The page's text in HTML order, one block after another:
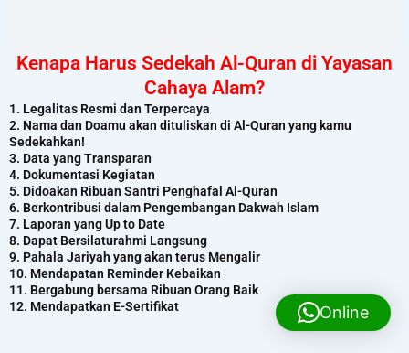
Kenapa Harus Sedekah Al-Quran di Yayasan
Cahaya Alam?
1. Legalitas Resmi dan Terpercaya
2. Nama dan Doamu akan dituliskan di Al-Quran yang kamu
Sedekahkan!
3. Data yang Transparan
4. Dokumentasi Kegiatan
5. Didoakan Ribuan Santri Penghafal Al-Quran
6. Berkontribusi dalam Pengembangan Dakwah Islam
7. Laporan yang Up to Date
8. Dapat Bersilaturahmi Langsung
9. Pahala Jariyah yang akan terus Mengalir
10. Mendapatan Reminder Kebaikan
11. Bergabung bersama Ribuan Orang Baik
12. Mendapatkan E-Sertifikat
Online